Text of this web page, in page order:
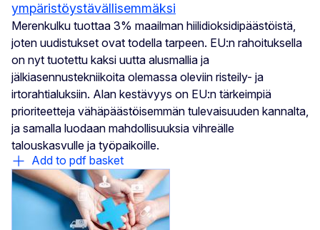
ympäristöystävällisemmäksi
Merenkulku tuottaa 3% maailman hiilidioksidipäästöistä,
joten uudistukset ovat todella tarpeen. EU:n rahoituksella
on nyt tuotettu kaksi uutta alusmallia ja
jälkiasennustekniikoita olemassa oleviin risteily- ja
irtorahtialuksiin. Alan kestävyys on EU:n tärkeimpiä
prioriteetteja vähäpäästöisemmän tulevaisuuden kannalta,
ja samalla luodaan mahdollisuuksia vihreälle
talouskasvulle ja työpaikoille.
Add to pdf basket